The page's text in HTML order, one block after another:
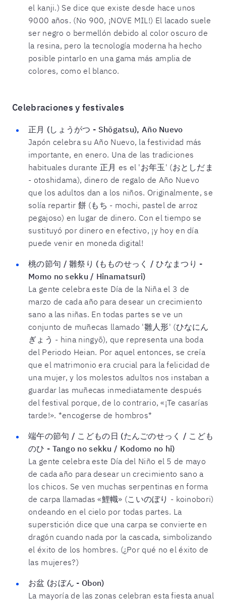
el kanji.) Se dice que existe desde hace unos
9000 años. (No 900, ¡NOVE MIL!) El lacado suele
ser negro o bermellón debido al color oscuro de
la resina, pero la tecnología moderna ha hecho
posible pintarlo en una gama más amplia de
colores, como el blanco.
Celebraciones y festivales
正月 (しょうがつ - Shōgatsu), Año Nuevo
Japón celebra su Año Nuevo, la festividad más
importante, en enero. Una de las tradiciones
habituales durante 正月 es el 'お年玉' (おとしだま
- otoshidama), dinero de regalo de Año Nuevo
que los adultos dan a los niños. Originalmente, se
solía repartir 餅 (もち - mochi, pastel de arroz
pegajoso) en lugar de dinero. Con el tiempo se
sustituyó por dinero en efectivo, ¡y hoy en día
puede venir en moneda digital!
桃の節句 / 雛祭り (もものせっく / ひなまつり -
Momo no sekku / Hinamatsuri)
La gente celebra este Día de la Niña el 3 de
marzo de cada año para desear un crecimiento
sano a las niñas. En todas partes se ve un
conjunto de muñecas llamado '雛人形' (ひなにん
ぎょう - hina ningyō), que representa una boda
del Periodo Heian. Por aquel entonces, se creía
que el matrimonio era crucial para la felicidad de
una mujer, y los molestos adultos nos instaban a
guardar las muñecas inmediatamente después
del festival porque, de lo contrario, «¡Te casarías
tarde!». *encogerse de hombros*
端午の節句 / こどもの日 (たんごのせっく / こども
のひ - Tango no sekku / Kodomo no hi)
La gente celebra este Día del Niño el 5 de mayo
de cada año para desear un crecimiento sano a
los chicos. Se ven muchas serpentinas en forma
de carpa llamadas «鯉幟» (こいのぼり - koinobori)
ondeando en el cielo por todas partes. La
superstición dice que una carpa se convierte en
dragón cuando nada por la cascada, simbolizando
el éxito de los hombres. (¿Por qué no el éxito de
las mujeres?)
お盆 (おぼん - Obon)
La mayoría de las zonas celebran esta fiesta anual